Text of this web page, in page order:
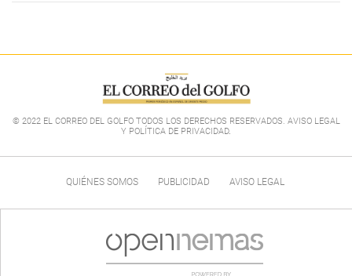
© 2022 EL CORREO DEL GOLFO TODOS LOS DERECHOS RESERVADOS. AVISO LEGAL
Y POLÍTICA DE PRIVACIDAD.
QUIÉNES SOMOS PUBLICIDAD AVISO LEGAL